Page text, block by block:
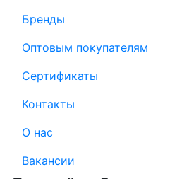
Бренды
Оптовым покупателям
Сертификаты
Контакты
О нас
Вакансии